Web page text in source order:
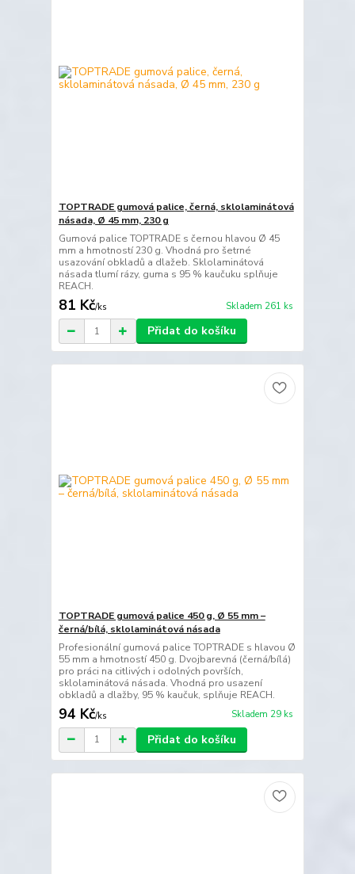
TOPTRADE gumová palice, černá, sklolaminátová
násada, Ø 45 mm, 230 g
Gumová palice TOPTRADE s černou hlavou Ø 45
mm a hmotností 230 g. Vhodná pro šetrné
usazování obkladů a dlažeb. Sklolaminátová
násada tlumí rázy, guma s 95 % kaučuku splňuje
REACH.
81 Kč/ks Skladem 261 ks
Přidat do košíku
TOPTRADE gumová palice 450 g, Ø 55 mm –
černá/bílá, sklolaminátová násada
Profesionální gumová palice TOPTRADE s hlavou Ø
55 mm a hmotností 450 g. Dvojbarevná (černá/bílá)
pro práci na citlivých i odolných površích,
sklolaminátová násada. Vhodná pro usazení
obkladů a dlažby, 95 % kaučuk, splňuje REACH.
94 Kč/ks Skladem 29 ks
Přidat do košíku